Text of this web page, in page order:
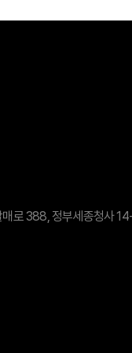
로 388, 정부세종청사